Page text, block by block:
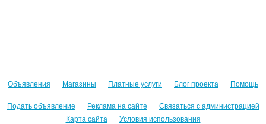
Объявления Магазины Платные услуги Блог проекта Помощь
Подать объявление Реклама на сайте
Связаться с администрацией
Карта сайта
Условия использования